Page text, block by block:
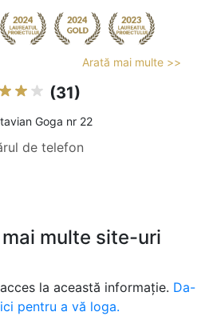
Arată mai multe >>
(31)
Goga nr 22
de telefon
multe site-uri
la această informație. Da-
pentru a vă loga.